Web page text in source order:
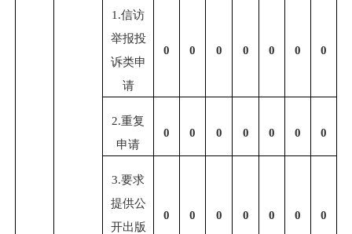
1.信访
举报投
诉类申
请
0 0 0 0 0 0 0
2.重复
申请
0 0 0 0 0 0 0
3.要求
提供公
开出版
0 0 0 0 0 0 0